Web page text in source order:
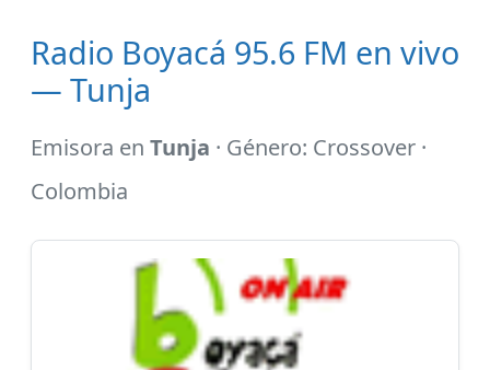
Radio Boyacá 95.6 FM en vivo
— Tunja
Emisora en Tunja · Género: Crossover ·
Colombia